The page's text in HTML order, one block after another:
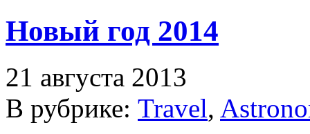
Новый год 2014
21 августа 2013
В рубрике: Travel,